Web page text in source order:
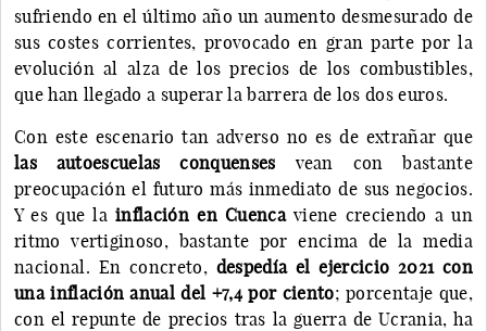
sufriendo en el último año un aumento desmesurado de
sus costes corrientes, provocado en gran parte por la
evolución al alza de los precios de los combustibles,
que han llegado a superar la barrera de los dos euros.
Con este escenario tan adverso no es de extrañar que
las autoescuelas conquenses vean con bastante
preocupación el futuro más inmediato de sus negocios.
Y es que lainflación en Cuencaviene creciendo a un
ritmo vertiginoso, bastante por encima de la media
nacional. En concreto, despedía el ejercicio 2021 con
una inflación anual del +7,4 por ciento; porcentaje que,
con el repunte de precios tras la guerra de Ucrania, ha